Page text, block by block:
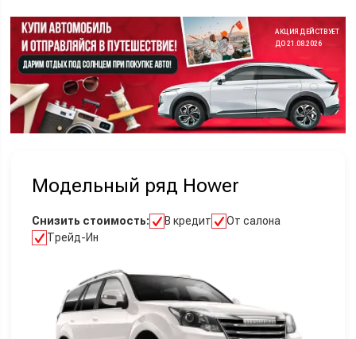
АКЦИЯ ДЕЙСТВУЕТ
ДО 21.08.2026
Модельный ряд Hower
Снизить стоимость: В кредит
От салона
Трейд-Ин